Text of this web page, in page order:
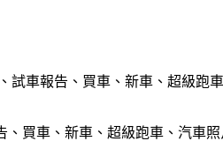
、買車、新車、超級跑車、汽車照